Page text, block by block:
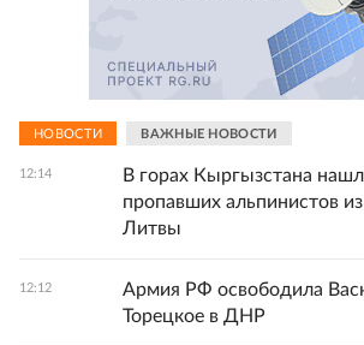
НОВОСТИ ВАЖНЫЕ НОВОСТИ
12:14
В горах Кыргызстана
пропавших альпинистов
Литвы
12:12
Армия РФ освободила
Торецкое в ДНР